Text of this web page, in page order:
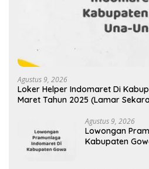
Agustus 9, 2026
Loker Helper Indomaret Di
Maret Tahun 2025 (Lamar
Agustus 9, 2026
Lowongan
Kabupaten